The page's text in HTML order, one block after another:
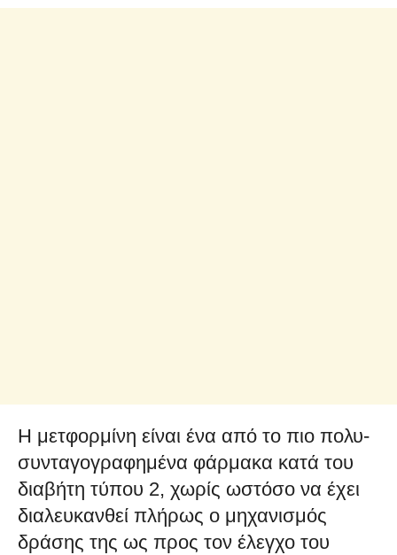
Η μετφορμίνη είναι ένα από το πιο πολυ-
συνταγογραφημένα φάρμακα κατά του
διαβήτη τύπου 2, χωρίς ωστόσο να έχει
διαλευκανθεί πλήρως ο μηχανισμός
δράσης της ως προς τον έλεγχο του